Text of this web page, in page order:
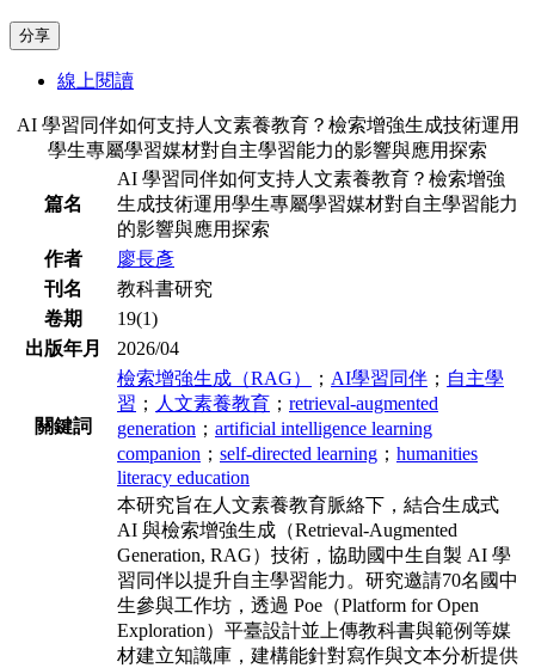
分享
線上閱讀
AI 學習同伴如何支持人文素養教育？檢索增強生成技術運用
學生專屬學習媒材對自主學習能力的影響與應用探索
篇名
AI 學習同伴如何支持人文素養教育？檢索增強
生成技術運用學生專屬學習媒材對自主學習能力
的影響與應用探索
作者
廖長彥
刊名
教科書研究
卷期
19(1)
出版年月
2026/04
關鍵詞
檢索增強生成（RAG） ； AI學習同伴 ； 自主學
習 ； 人文素養教育 ； retrieval-augmented
generation ； artificial intelligence learning
companion ； self-directed learning ； humanities
literacy education
本研究旨在人文素養教育脈絡下，結合生成式
AI 與檢索增強生成 （Retrieval-Augmented
Generation, RAG）技術，協助國中生自製 AI 學
習同伴以提升自主學習能力。研究邀請70名國中
生參與工作坊，透過 Poe（Platform for Open
Exploration）平臺設計並上傳教科書與範例等媒
材建立知識庫，建構能針對寫作與文本分析提供